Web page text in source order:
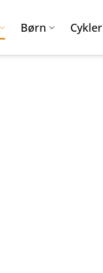
Børn Cykler